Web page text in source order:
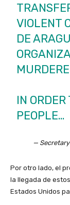
VIOLENT
DE
IN
PEOPLE…
—
Por otro lado, el
la llegada de
Estados Unidos